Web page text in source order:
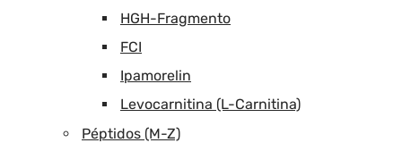
HGH-Fragmento
FCI
Ipamorelin
Levocarnitina (L-Carnitina)
Péptidos (M-Z)